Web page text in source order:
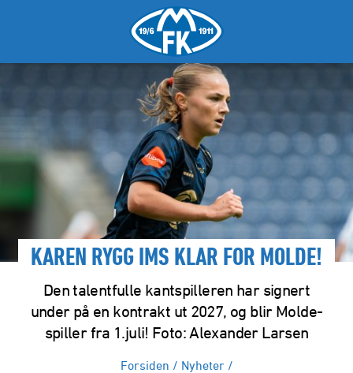
KAREN RYGG IMS KLAR FOR MOLDE!
Den talentfulle kantspilleren har signert
under på en kontrakt ut 2027, og blir Molde-
spiller fra 1.juli! Foto: Alexander Larsen
Forsiden / Nyheter /